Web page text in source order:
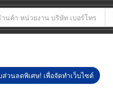
วนลดพิเศษ! เพื่อจัดทำเว็บไซต์